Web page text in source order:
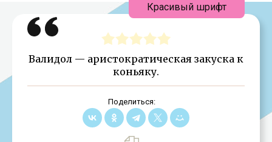
Валидол — аристократическая закуска к
коньяку.
Поделиться:
Красивый шрифт